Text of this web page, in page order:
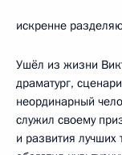
искренне
Ушёл из жизни
драматург,
неординарный
служил своему
и развития лучших